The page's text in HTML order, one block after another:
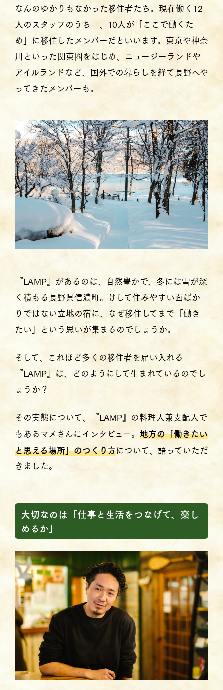
なんのゆかりもなかった移住者たち。現在働く12
人のスタッフのうち 、10人が「ここで働くた
め」に移住したメンバーだといいます。東京や神奈
川といった関東圏をはじめ、ニュージーランドや
アイルランドなど、国外での暮らしを経て長野へや
ってきたメンバーも。
『LAMP』があるのは、自然豊かで、冬には雪が深
く積もる長野県信濃町。けして住みやすい面ばか
りではない立地の宿に、なぜ移住してまで「働き
たい」という思いが集まるのでしょうか。
そして、これほど多くの移住者を雇い入れる
『LAMP』は、どのようにして生まれているのでし
ょうか？
その実態について、『LAMP』の料理人兼支配人で
もあるマメさんにインタビュー。 地方の「働きたい
と思える場所」のつくり方について、語っていただ
きました。
大切なのは「仕事と生活をつなげて、楽し
めるか」